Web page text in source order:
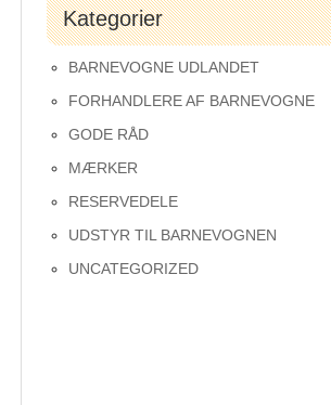
Kategorier
BARNEVOGNE UDLANDET
FORHANDLERE AF BARNEVOGNE
GODE RÅD
MÆRKER
RESERVEDELE
UDSTYR TIL BARNEVOGNEN
UNCATEGORIZED